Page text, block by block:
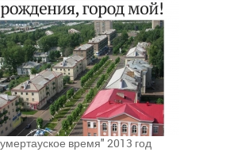
время" 2013 год